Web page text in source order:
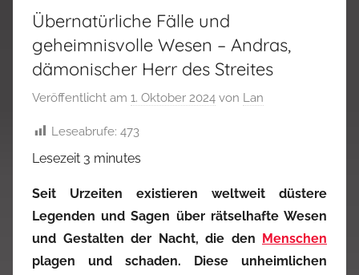
Übernatürliche Fälle und
geheimnisvolle Wesen – Andras,
dämonischer Herr des Streites
Veröffentlicht am 1. Oktober 2024 von Lan
Leseabrufe: 473
Lesezeit 3 minutes
Seit Urzeiten existieren weltweit düstere
Legenden und Sagen über rätselhafte Wesen
und Gestalten der Nacht, die den
Menschen
plagen und schaden. Diese unheimlichen